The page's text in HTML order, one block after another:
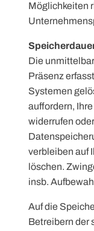
Möglichkeiten
Die
Präsenz
Systemen
auffordern,
widerrufen
verbleiben auf
löschen.
insb.
Auf die
Betreibern der